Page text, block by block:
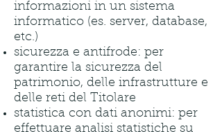
informazioni in un sistema
informatico (es. server, database,
etc.)
sicurezza e antifrode: per
garantire la sicurezza del
patrimonio, delle infrastrutture e
delle reti del Titolare
statistica con dati anonimi: per
effettuare analisi statistiche su